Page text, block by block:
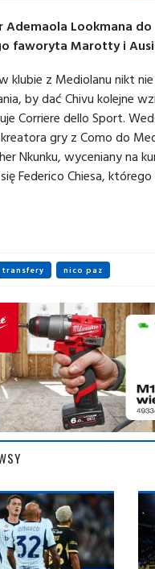
Ademaola Lookmana
faworyta Marotty i
klubie z Mediolanu nikt
by dać Chivu kolejne
Corriere dello Sport.
gry z Como do
Nkunku, wyceniany na
Federico Chiesa,
transfery nico paz